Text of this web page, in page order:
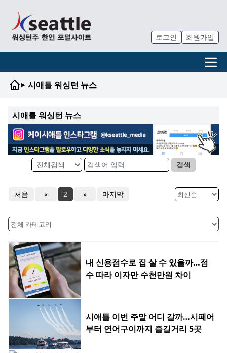
로그인 회원가입
▸ 시애틀 워싱턴 뉴스
시애틀 워싱턴 뉴스
검색
처음 « 2 » 마지막
내 신용점수로 집 살 수 있을까…점
수 따라 이자만 수천만원 차이
시애틀 이번 주말 어디 갈까…시페어
부터 연어구이까지 즐길거리 5곳